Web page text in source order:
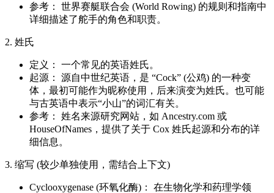
参考： 世界赛艇联合会 (World Rowing) 的规则和指南中
详细描述了舵手的角色和职责。
2. 姓氏
定义： 一个常见的英语姓氏。
起源： 源自中世纪英语，是 “Cock” (公鸡) 的一种变
体，最初可能作为昵称使用，后来演变为姓氏。也可能
与古英语中表示“小山”的词汇有关。
参考： 姓名来源研究网站，如 Ancestry.com 或
HouseOfNames，提供了关于 Cox 姓氏起源和分布的详
细信息。
3. 缩写 (较少单独使用，需结合上下文)
Cyclooxygenase (环氧化酶)： 在生物化学和药理学领